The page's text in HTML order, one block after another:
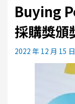
Buying
採購獎頒
2022 年 12 月 15 日